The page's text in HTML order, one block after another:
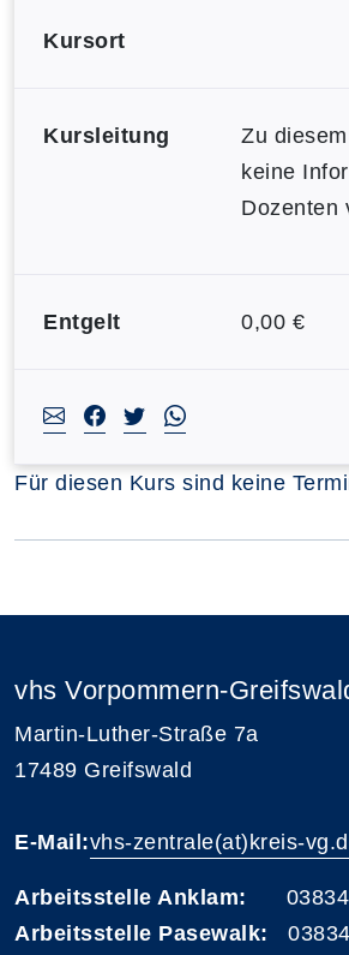
Kursort
Kursleitung
Zu
keine
Dozenten
Entgelt 0,00 €
Für diesen Kurs sind keine
vhs Vorpommern-
Martin-Luther-Straße 7a
17489 Greifswald
E-Mail:vhs-zentrale(at)kreis-
Arbeitsstelle Anklam: 03834
Arbeitsstelle Pasewalk: